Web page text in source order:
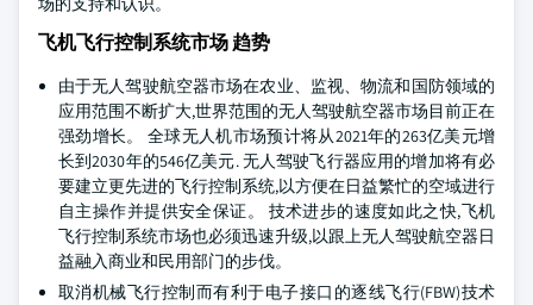
飞机飞行控制系统市场 趋势
由于无人驾驶航空器市场在农业、监视、物流和国防领域的
应用范围不断扩大,世界范围的无人驾驶航空器市场目前正在
强劲增长。 全球无人机市场预计将从2021年的263亿美元增
长到2030年的546亿美元. 无人驾驶飞行器应用的增加将有必
要建立更先进的飞行控制系统,以方便在日益繁忙的空域进行
自主操作并提供安全保证。 技术进步的速度如此之快,飞机
飞行控制系统市场也必须迅速升级,以跟上无人驾驶航空器日
益融入商业和民用部门的步伐。
取消机械飞行控制而有利于电子接口的逐线飞行(FBW)技术